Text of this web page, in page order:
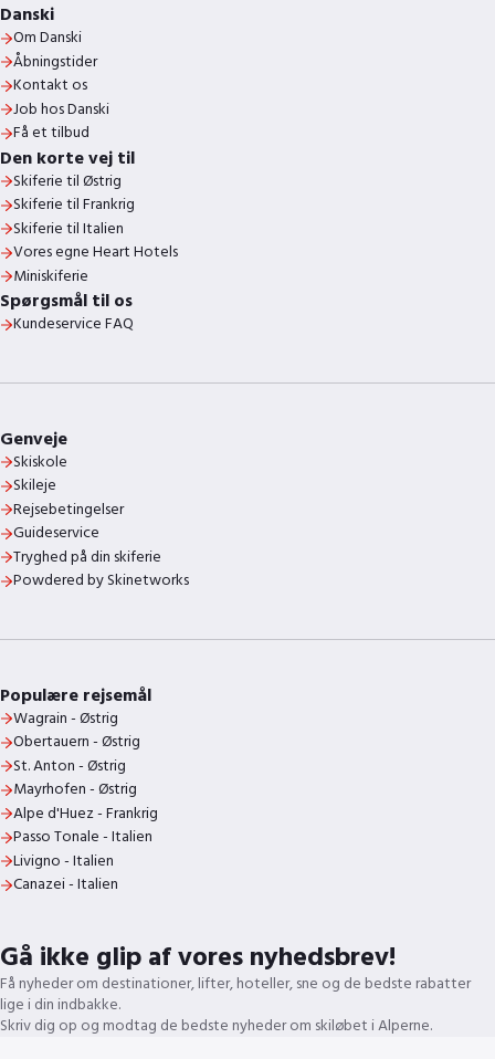
Danski
Om Danski
Åbningstider
Kontakt os
Job hos Danski
Få et tilbud
Den korte vej til
Skiferie til Østrig
Skiferie til Frankrig
Skiferie til Italien
Vores egne Heart Hotels
Miniskiferie
Spørgsmål til os
Kundeservice FAQ
Genveje
Skiskole
Skileje
Rejsebetingelser
Guideservice
Tryghed på din skiferie
Powdered by Skinetworks
Populære rejsemål
Wagrain - Østrig
Obertauern - Østrig
St. Anton - Østrig
Mayrhofen - Østrig
Alpe d'Huez - Frankrig
Passo Tonale - Italien
Livigno - Italien
Canazei - Italien
Gå ikke glip af vores nyhedsbrev!
Få nyheder om destinationer, lifter, hoteller, sne og de bedste rabatter
lige i din indbakke.
Skriv dig op og modtag de bedste nyheder om skiløbet i Alperne.